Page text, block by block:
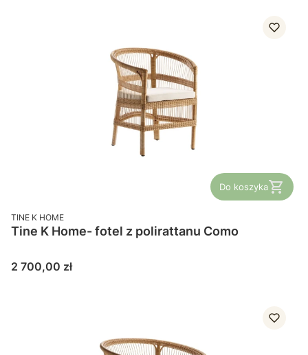
Do koszyka
PRODUCENT
TINE K HOME
Tine K Home- fotel z polirattanu Como
Cena
2 700,00 zł